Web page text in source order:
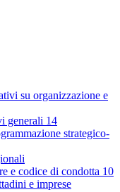
su organizzazione e
generali 14
strategico-
e codice di condotta 10
e imprese